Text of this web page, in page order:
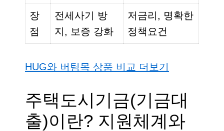
장
점
전세사기 방
지, 보증 강화
저금리, 명확한
정책요건
HUG와 버팀목 상품 비교 더보기
주택도시기금(기금대
출)이란? 지원체계와